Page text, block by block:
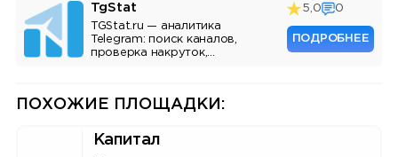
TgStat
TGStat.ru — аналитика
Telegram: поиск каналов,
проверка накруток,
5,0 0
ПОДРОБНЕЕ
ПОХОЖИЕ ПЛОЩАДКИ:
Капитал